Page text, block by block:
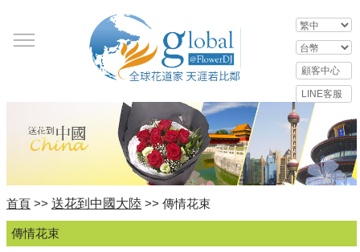
首頁 >> 送花到中國大陸 >> 傳情花束
傳情花束